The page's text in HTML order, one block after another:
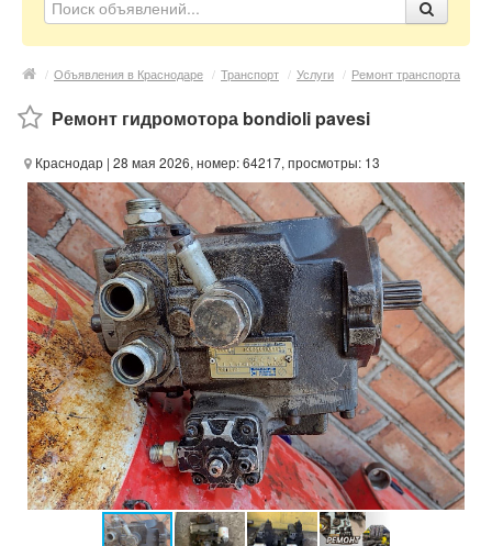
Контакты
/ Объявления в Краснодаре / Транспорт / Услуги / Ремонт транспорта
Ремонт гидромотора bondioli pavesi
Краснодар | 28 мая 2026, номер: 64217, просмотры: 13